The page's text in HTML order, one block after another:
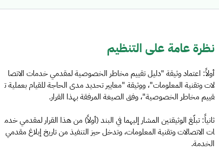
نظرة عامة على التنظيم
أولاً: اعتماد وثيقة "دليل تقييم مخاطر الخصوصية لمقدمي خدمات الاتصا
لات وتقنية المعلومات"، ووثيقة "معايير تحديد مدى الحاجة للقيام بعملية ت
قييم مخاطر الخصوصية"، وفق الصيغة المرفقة بهذا القرار.
ثانياً: تبلّغ الوثيقتين المشار إليهما في البند (أولاً) من هذا القرار لمقدمي خدم
ات الاتصالات وتقنية المعلومات، وتدخل حيز التنفيذ من تاريخ إبلاغ مقدمي
الخدمة.